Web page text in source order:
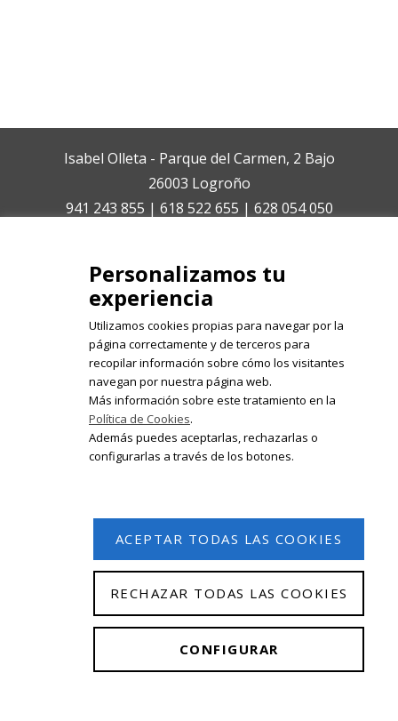
Isabel Olleta - Parque del Carmen, 2 Bajo
26003 Logroño
941 243 855 | 618 522 655 | 628 054 050
Registrate en nuestro boletín de
noticias
© 2026 Isabel Olleta. Todos los derechos reservados.
Personalizamos tu
experiencia
Utilizamos cookies propias para navegar por la
página correctamente y de terceros para
recopilar información sobre cómo los visitantes
navegan por nuestra página web.
Más información sobre este tratamiento en la
Política de Cookies.
Además puedes aceptarlas, rechazarlas o
configurarlas a través de los botones.
ACEPTAR TODAS LAS COOKIES
RECHAZAR TODAS LAS COOKIES
CONFIGURAR